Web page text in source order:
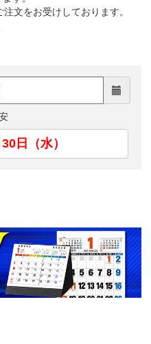
文をお受けしております。
日（水）